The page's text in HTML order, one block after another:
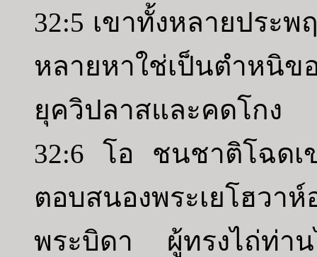
32:5 เขาทั้งหลายประ
หลายหาใช่เป็นตำหนิ
ยุควิปลาสและคดโกง
32:6 โอ ชนชาติโฉดเ
ตอบสนองพระเยโฮว
พระบิดา ผู้ทรงไถ่ท่า